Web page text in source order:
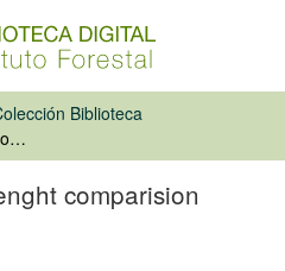
Biblioteca
Full tree and cut-to-lenght comparision
comparision